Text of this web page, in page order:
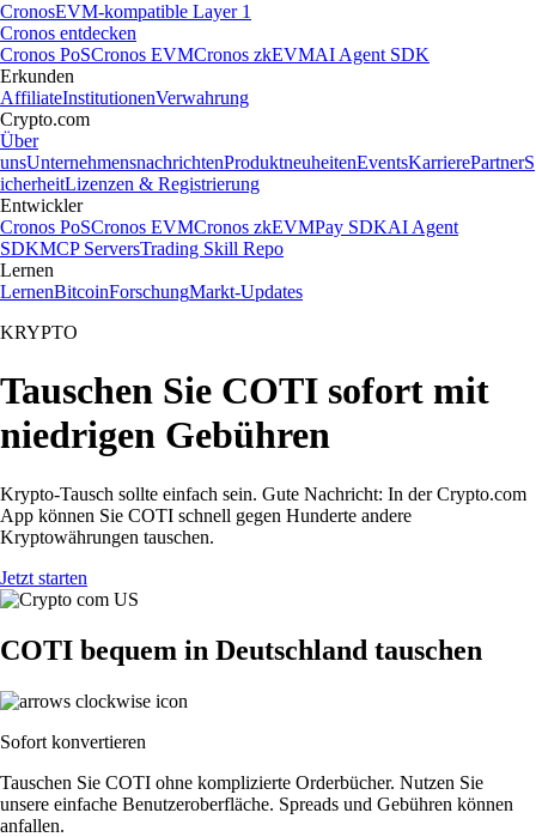
CronosEVM-kompatible Layer 1
Cronos entdecken
Cronos PoSCronos EVMCronos zkEVMAI Agent SDK
Erkunden
AffiliateInstitutionenVerwahrung
Crypto.com
Über
unsUnternehmensnachrichtenProduktneuheitenEventsKarrierePartnerS
icherheitLizenzen & Registrierung
Entwickler
Cronos PoSCronos EVMCronos zkEVMPay SDKAI Agent
SDKMCP ServersTrading Skill Repo
Lernen
LernenBitcoinForschungMarkt-Updates
KRYPTO
Tauschen Sie COTI sofort mit
niedrigen Gebühren
Krypto-Tausch sollte einfach sein. Gute Nachricht: In der Crypto.com
App können Sie COTI schnell gegen Hunderte andere
Kryptowährungen tauschen.
Jetzt starten
COTI bequem in Deutschland tauschen
Sofort konvertieren
Tauschen Sie COTI ohne komplizierte Orderbücher. Nutzen Sie
unsere einfache Benutzeroberfläche. Spreads und Gebühren können
anfallen.